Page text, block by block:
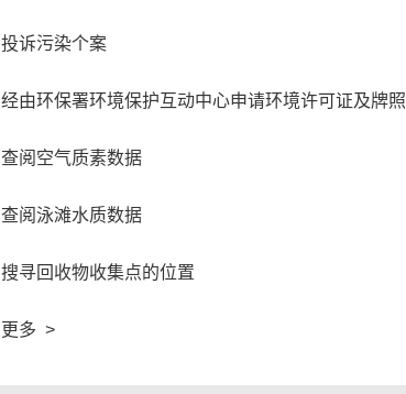
投诉污染个案
经由环保署环境保护互动中心申请环境许可证及牌照
查阅空气质素数据
查阅泳滩水质数据
搜寻回收物收集点的位置
更多 >